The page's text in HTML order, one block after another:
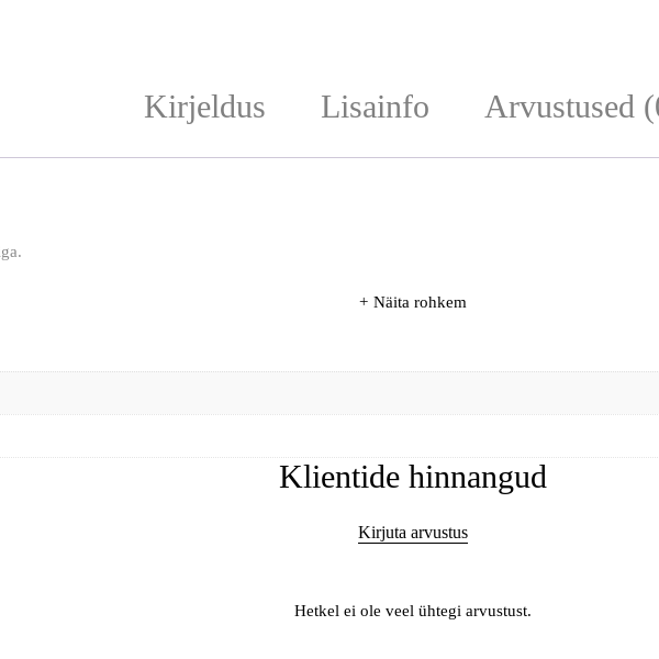
Kirjeldus Lisainfo Arvustused
Näita rohkem
Klientide hinnangud
Kirjuta arvustus
Hetkel ei ole veel ühtegi arvustust.